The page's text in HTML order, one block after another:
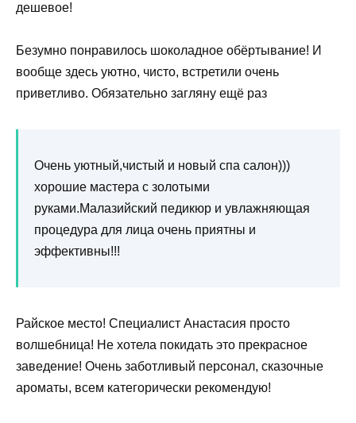
дешевое!
Безумно понравилось шоколадное обёртывание! И
вообще здесь уютно, чисто, встретили очень
приветливо. Обязательно загляну ещё раз
Очень уютный,чистый и новый спа салон)))
хорошие мастера с золотыми
руками.Малазийский педикюр и увлажняющая
процедура для лица очень приятны и
эффективны!!!
Райское место! Специалист Анастасия просто
волшебница! Не хотела покидать это прекрасное
заведение! Очень заботливый персонал, сказочные
ароматы, всем категорически рекомендую!